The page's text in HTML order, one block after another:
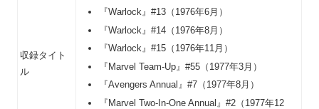
収録タイト
ル
『Warlock』#13（1976年6月）
『Warlock』#14（1976年8月）
『Warlock』#15（1976年11月）
『Marvel Team-Up』#55（1977年3月）
『Avengers Annual』#7（1977年8月）
『Marvel Two-In-One Annual』#2（1977年12